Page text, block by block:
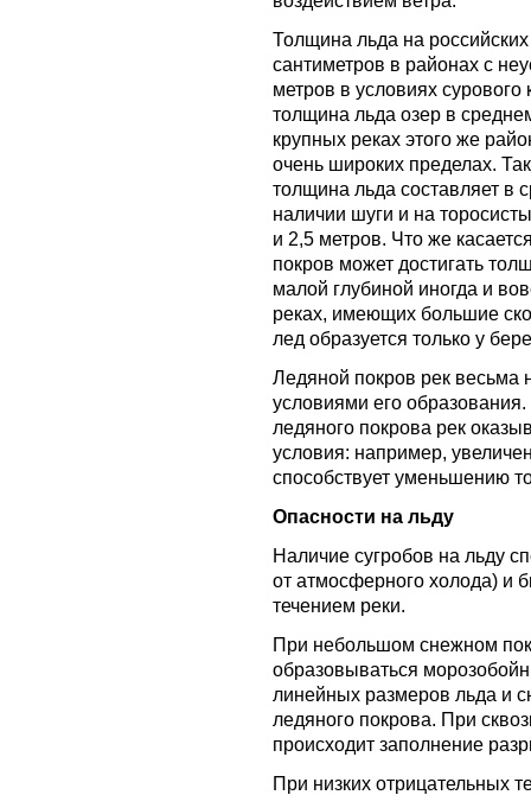
Толщина льда на российских
сантиметров в районах с
метров в условиях
толщина льда озер в
крупных реках этого же
очень широких пределах.
толщина льда составляет в
наличии шуги и на
и 2,5 метров. Что же
покров может достигать
малой глубиной иногда и
реках, имеющих большие
лед образуется только у
Ледяной покров рек весьма
условиями его
ледяного покрова рек
условия: например,
способствует уменьшению
Опасности на льду
Наличие сугробов на льду
от атмосферного холода) и
течением реки.
При небольшом снежном
образовываться
линейных размеров льда и
ледяного покрова. При
происходит заполнение
При низких отрицательных